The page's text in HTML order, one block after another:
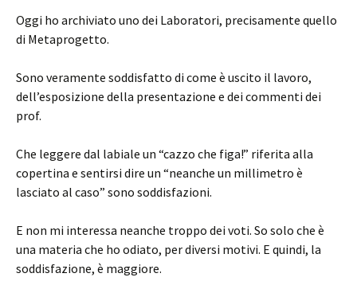
Oggi ho archiviato uno dei Laboratori, precisamente quello
di Metaprogetto.
Sono veramente soddisfatto di come è uscito il lavoro,
dell’esposizione della presentazione e dei commenti dei
prof.
Che leggere dal labiale un “cazzo che figa!” riferita alla
copertina e sentirsi dire un “neanche un millimetro è
lasciato al caso” sono soddisfazioni.
E non mi interessa neanche troppo dei voti. So solo che è
una materia che ho odiato, per diversi motivi. E quindi, la
soddisfazione, è maggiore.